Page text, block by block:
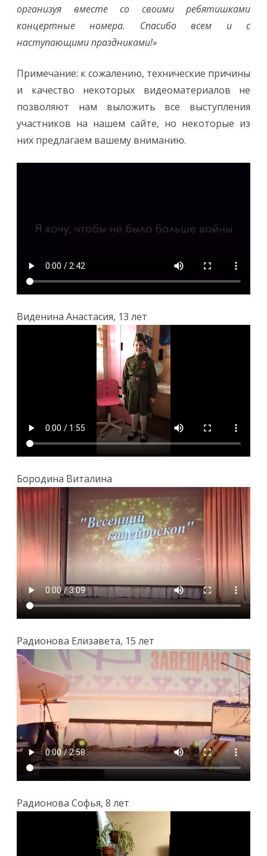
организуя вместе со своими ребятишками
концертные номера. Спасибо всем и с
наступающими праздниками!»
Примечание: к сожалению, технические причины
и качество некоторых видеоматериалов не
позволяют нам выложить все выступления
участников на нашем сайте, но некоторые из
них предлагаем вашему вниманию.
Виденина Анастасия, 13 лет
Бородина Виталина
Радионова Елизавета, 15 лет
Радионова Софья, 8 лет